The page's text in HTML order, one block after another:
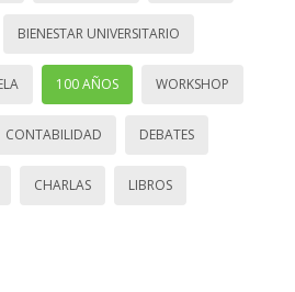
BIENESTAR UNIVERSITARIO
100 AÑOS WORKSHOP
CONTABILIDAD DEBATES
CHARLAS LIBROS